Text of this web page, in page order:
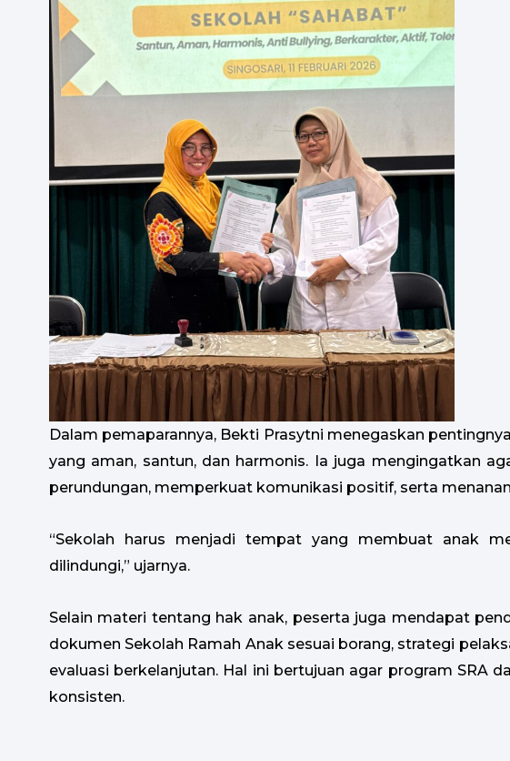
Dalam pemaparannya, Bekti Prasytni menegaskan
yang aman, santun, dan harmonis. Ia juga mengingatkan
perundungan, memperkuat komunikasi positif, serta
“Sekolah harus menjadi tempat yang membuat anak
dilindungi,” ujarnya.
Selain materi tentang hak anak, peserta juga mendapat
dokumen Sekolah Ramah Anak sesuai borang, strategi
evaluasi berkelanjutan. Hal ini bertujuan agar program SRA
konsisten.